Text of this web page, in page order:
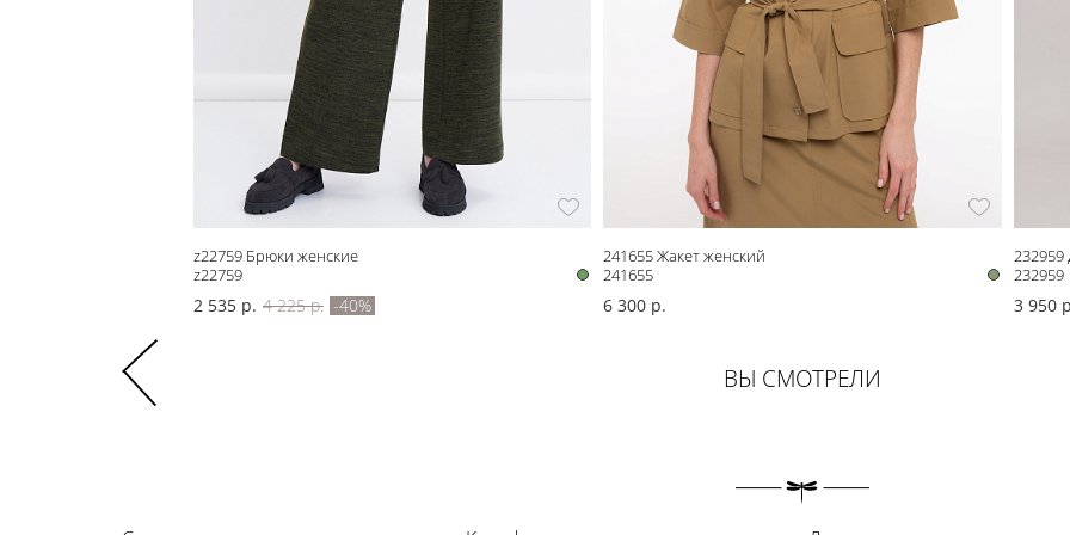
z22759 Брюки женские
z22759
2 535 р. 4 225 р. -40%
241655 Жакет женский
241655
6 300 р.
232959
3 950
ВЫ СМОТРЕЛИ